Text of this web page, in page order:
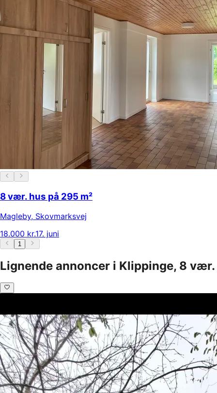
8 vær. hus på 295 m²
Magleby, Skovmarksvej
18.000 kr.17. juni
1
Lignende annoncer i Klippinge, 8 vær.